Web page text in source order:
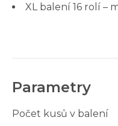
XL balení 16 rolí –
Parametry
Počet kusů v balení